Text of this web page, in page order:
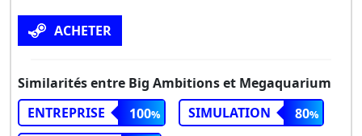
ACHETER
Similarités entre Big Ambitions et Megaquarium
ENTREPRISE
100 SIMULATION 80